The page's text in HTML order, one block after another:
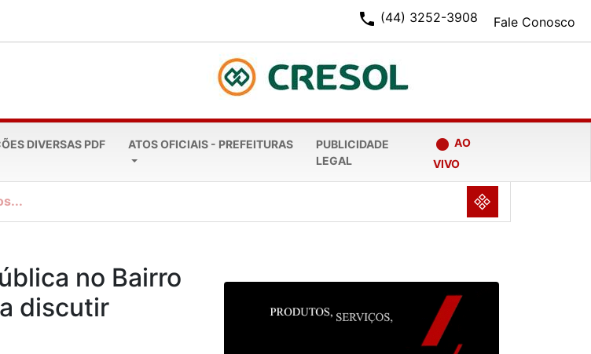
Fale Conosco
phone (44) 3252-3908
DIVERSAS PDF ATOS OFICIAIS - PREFEITURAS
PUBLICIDADE
LEGAL
fiber_manual_record AO
VIVO
NULL
no Bairro
discutir